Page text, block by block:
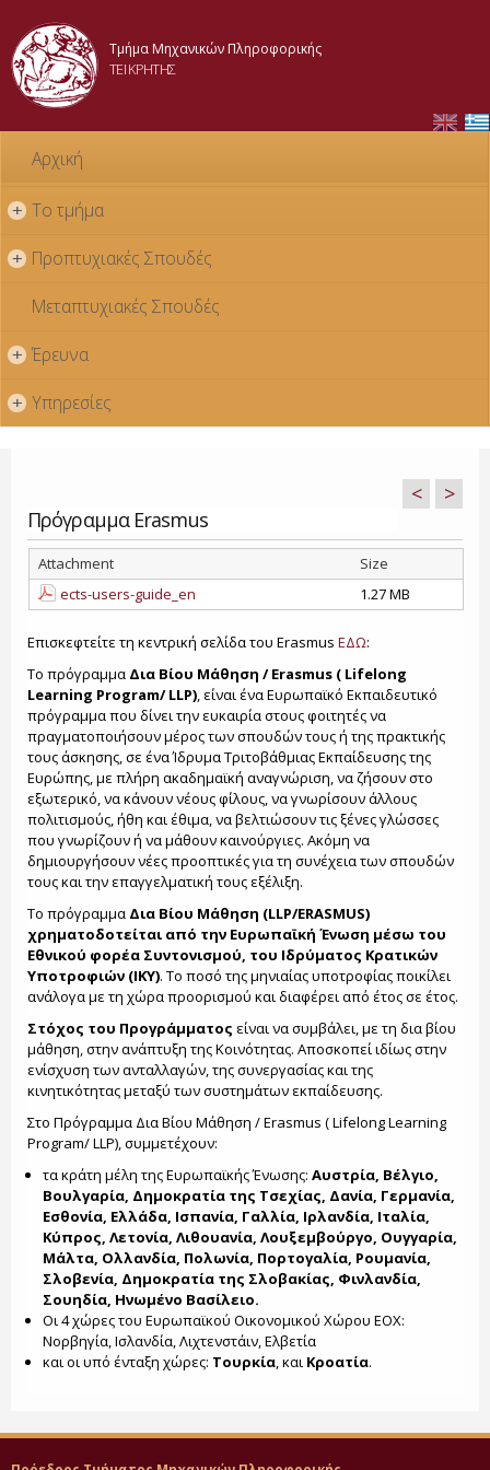
content
Τμήμα Μηχανικών Πληροφορικής
ΤΕΙ ΚΡΗΤΗΣ
Αρχική
+ Το τμήμα
+ Προπτυχιακές Σπουδές
Μεταπτυχιακές Σπουδές
+ Έρευνα
+ Υπηρεσίες
Πρόγραμμα Erasmus
< >
Attachment
Size
ects-users-guide_en
1.27 MB
Επισκεφτείτε τη κεντρική σελίδα του Erasmus ΕΔΩ:
Το πρόγραμμα Δια Βίου Μάθηση / Erasmus ( Lifelong
Learning Program/ LLP), είναι ένα Ευρωπαϊκό Εκπαιδευτικό
πρόγραμμα που δίνει την ευκαιρία στους φοιτητές να
πραγματοποιήσουν μέρος των σπουδών τους ή της πρακτικής
τους άσκησης, σε ένα Ίδρυμα Τριτοβάθμιας Εκπαίδευσης της
Ευρώπης, με πλήρη ακαδημαϊκή αναγνώριση, να ζήσουν στο
εξωτερικό, να κάνουν νέους φίλους, να γνωρίσουν άλλους
πολιτισμούς, ήθη και έθιμα, να βελτιώσουν τις ξένες γλώσσες
που γνωρίζουν ή να μάθουν καινούργιες. Ακόμη να
δημιουργήσουν νέες προοπτικές για τη συνέχεια των σπουδών
τους και την επαγγελματική τους εξέλιξη.
Το πρόγραμμα Δια Βίου Μάθηση (LLP/ERASMUS)
χρηματοδοτείται από την Ευρωπαϊκή Ένωση μέσω του
Εθνικού φορέα Συντονισμού, του Ιδρύματος Κρατικών
Υποτροφιών (ΙΚΥ). Το ποσό της μηνιαίας υποτροφίας ποικίλει
ανάλογα με τη χώρα προορισμού και διαφέρει από έτος σε έτος.
Στόχος του Προγράμματος είναι να συμβάλει, με τη δια βίου
μάθηση, στην ανάπτυξη της Κοινότητας. Αποσκοπεί ιδίως στην
ενίσχυση των ανταλλαγών, της συνεργασίας και της
κινητικότητας μεταξύ των συστημάτων εκπαίδευσης.
Στο Πρόγραμμα Δια Βίου Μάθηση / Erasmus ( Lifelong Learning
Program/ LLP), συμμετέχουν:
τα κράτη μέλη της Ευρωπαϊκής Ένωσης: Αυστρία, Βέλγιο,
Βουλγαρία, Δημοκρατία της Τσεχίας, Δανία, Γερμανία,
Εσθονία, Ελλάδα, Ισπανία, Γαλλία, Ιρλανδία, Ιταλία,
Κύπρος, Λετονία, Λιθουανία, Λουξεμβούργο, Ουγγαρία,
Μάλτα, Ολλανδία, Πολωνία, Πορτογαλία, Ρουμανία,
Σλοβενία, Δημοκρατία της Σλοβακίας, Φινλανδία,
Σουηδία, Ηνωμένο Βασίλειο.
Οι 4 χώρες του Ευρωπαϊκού Οικονομικού Χώρου ΕΟΧ:
Νορβηγία, Ισλανδία, Λιχτενστάιν, Ελβετία
και οι υπό ένταξη χώρες: Τουρκία, και Κροατία.